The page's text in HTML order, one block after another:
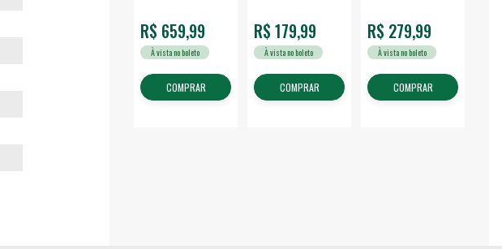
R$ 659,99
À vista no boleto
COMPRAR
R$ 179,99
À vista no boleto
COMPRAR
R$ 279,99
À vista no boleto
COMPRAR